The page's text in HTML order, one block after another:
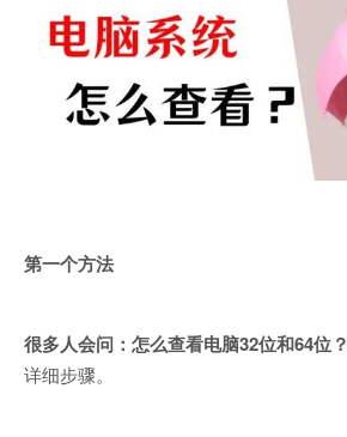
第一个方法
很多人会问：怎么查看电脑32位和64位？
详细步骤。